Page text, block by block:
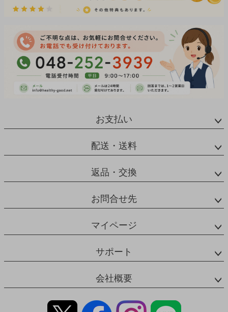
お支払い
配送・送料
返品・交換
お問合せ先
マイページ
サポート
会社概要